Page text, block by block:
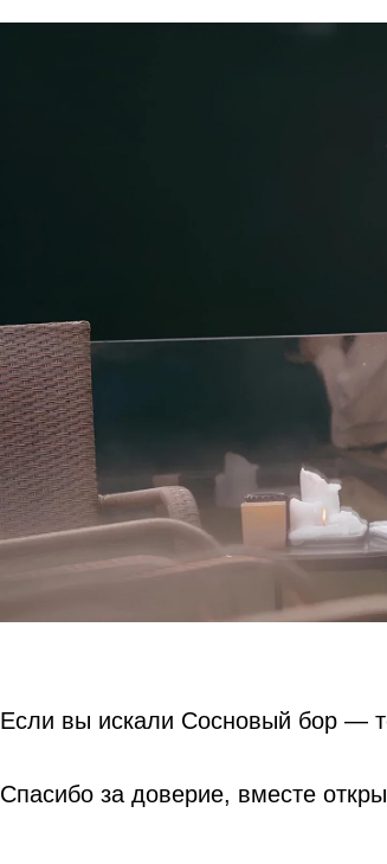
Если вы искали Сосновый бор —
Спасибо за доверие, вместе